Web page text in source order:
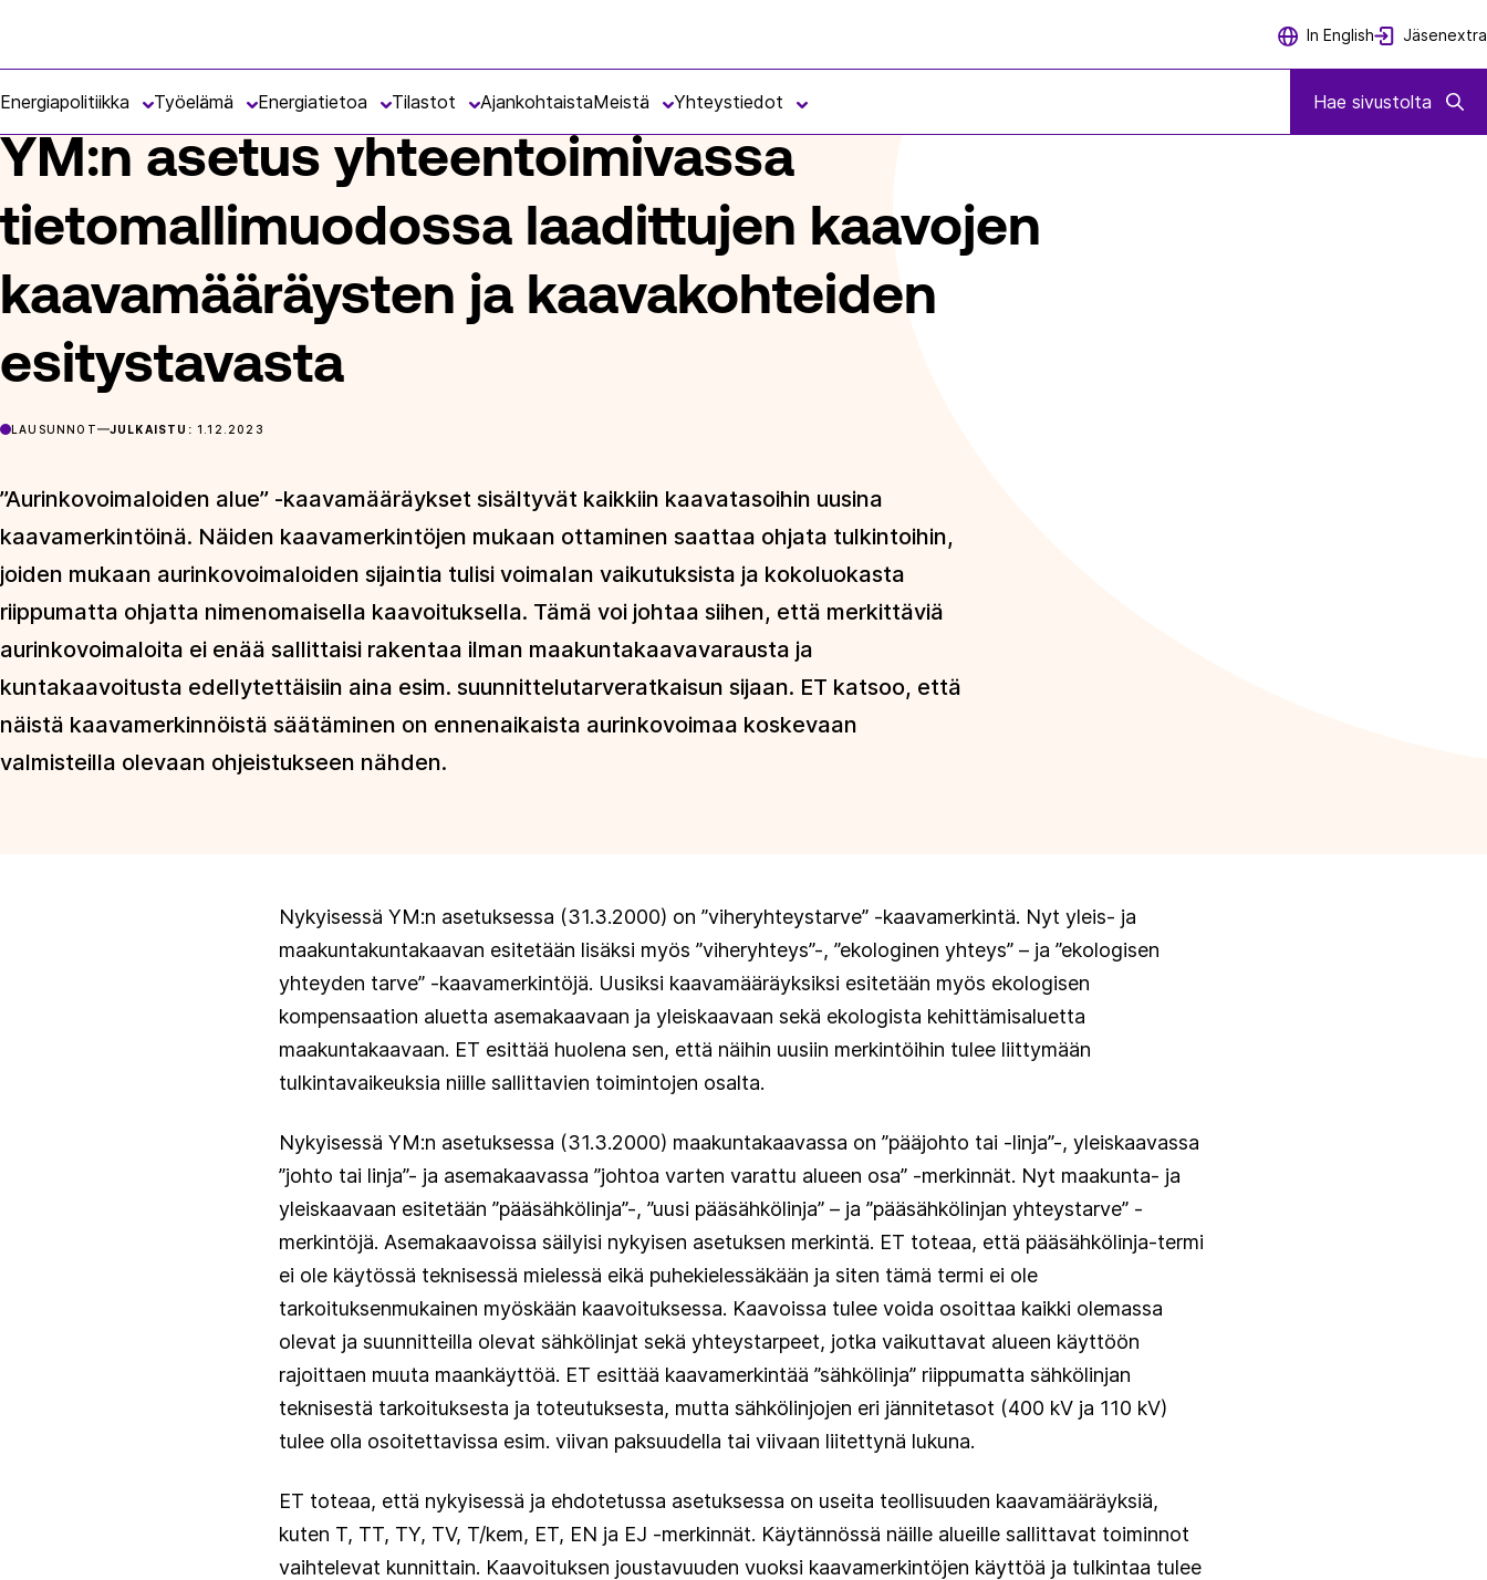
In English Jäsenextra
Energiapolitiikka Työelämä Energiatietoa Tilastot AjankohtaistaMeistä Yhteystiedot Hae sivustolta
YM:n asetus yhteentoimivassa
tietomallimuodossa laadittujen kaavojen
kaavamääräysten ja kaavakohteiden
esitystavasta
LAUSUNNOT JULKAISTU: 1.12.2023
”Aurinkovoimaloiden alue” -kaavamääräykset sisältyvät kaikkiin kaavatasoihin uusina
kaavamerkintöinä. Näiden kaavamerkintöjen mukaan ottaminen saattaa ohjata tulkintoihin,
joiden mukaan aurinkovoimaloiden sijaintia tulisi voimalan vaikutuksista ja kokoluokasta
riippumatta ohjatta nimenomaisella kaavoituksella. Tämä voi johtaa siihen, että merkittäviä
aurinkovoimaloita ei enää sallittaisi rakentaa ilman maakuntakaavavarausta ja
kuntakaavoitusta edellytettäisiin aina esim. suunnittelutarveratkaisun sijaan. ET katsoo, että
näistä kaavamerkinnöistä säätäminen on ennenaikaista aurinkovoimaa koskevaan
valmisteilla olevaan ohjeistukseen nähden.
Nykyisessä YM:n asetuksessa (31.3.2000) on ”viheryhteystarve” -kaavamerkintä. Nyt yleis- ja
maakuntakuntakaavan esitetään lisäksi myös ”viheryhteys”-, ”ekologinen yhteys” – ja ”ekologisen
yhteyden tarve” -kaavamerkintöjä. Uusiksi kaavamääräyksiksi esitetään myös ekologisen
kompensaation aluetta asemakaavaan ja yleiskaavaan sekä ekologista kehittämisaluetta
maakuntakaavaan. ET esittää huolena sen, että näihin uusiin merkintöihin tulee liittymään
tulkintavaikeuksia niille sallittavien toimintojen osalta.
Nykyisessä YM:n asetuksessa (31.3.2000) maakuntakaavassa on ”pääjohto tai -linja”-, yleiskaavassa
”johto tai linja”- ja asemakaavassa ”johtoa varten varattu alueen osa” -merkinnät. Nyt maakunta- ja
yleiskaavaan esitetään ”pääsähkölinja”-, ”uusi pääsähkölinja” – ja ”pääsähkölinjan yhteystarve” -
merkintöjä. Asemakaavoissa säilyisi nykyisen asetuksen merkintä. ET toteaa, että pääsähkölinja-termi
ei ole käytössä teknisessä mielessä eikä puhekielessäkään ja siten tämä termi ei ole
tarkoituksenmukainen myöskään kaavoituksessa. Kaavoissa tulee voida osoittaa kaikki olemassa
olevat ja suunnitteilla olevat sähkölinjat sekä yhteystarpeet, jotka vaikuttavat alueen käyttöön
rajoittaen muuta maankäyttöä. ET esittää kaavamerkintää ”sähkölinja” riippumatta sähkölinjan
teknisestä tarkoituksesta ja toteutuksesta, mutta sähkölinjojen eri jännitetasot (400 kV ja 110 kV)
tulee olla osoitettavissa esim. viivan paksuudella tai viivaan liitettynä lukuna.
ET toteaa, että nykyisessä ja ehdotetussa asetuksessa on useita teollisuuden kaavamääräyksiä,
kuten T, TT, TY, TV, T/kem, ET, EN ja EJ -merkinnät. Käytännössä näille alueille sallittavat toiminnot
vaihtelevat kunnittain. Kaavoituksen joustavuuden vuoksi kaavamerkintöjen käyttöä ja tulkintaa tulee